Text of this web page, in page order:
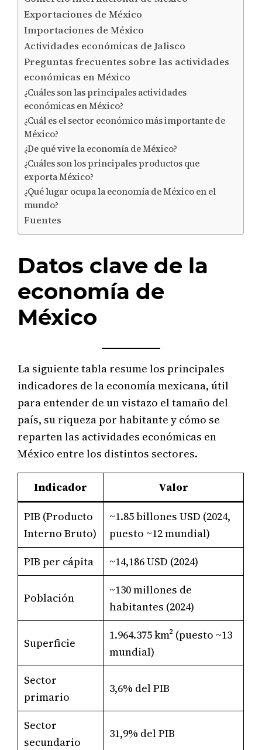
Exportaciones de México
Importaciones de México
Actividades económicas de Jalisco
Preguntas frecuentes sobre las actividades
económicas en México
¿Cuáles son las principales actividades
económicas en México?
¿Cuál es el sector económico más importante de
México?
¿De qué vive la economía de México?
¿Cuáles son los principales productos que
exporta México?
¿Qué lugar ocupa la economía de México en el
mundo?
Fuentes
Datos clave de la
economía de
México
La siguiente tabla resume los principales
indicadores de la economía mexicana, útil
para entender de un vistazo el tamaño del
país, su riqueza por habitante y cómo se
reparten las actividades económicas en
México entre los distintos sectores.
Indicador
Valor
PIB (Producto
Interno Bruto)
~1.85 billones USD (2024,
puesto ~12 mundial)
PIB per cápita
~14,186 USD (2024)
Población
~130 millones de
habitantes (2024)
Superficie
1.964.375 km² (puesto ~13
mundial)
Sector
primario
3,6% del PIB
Sector
secundario
31,9% del PIB